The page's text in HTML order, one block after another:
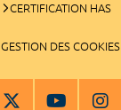
CERTIFICATION HAS
GESTION DES COOKIES